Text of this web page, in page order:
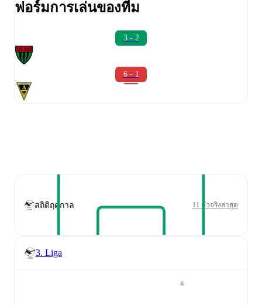
ฟอร์มการเล่นของทีม
3 - 2
6 - 1
สถิติฤดูกาล 11 ตัวจริงล่าสุด
3. Liga
#